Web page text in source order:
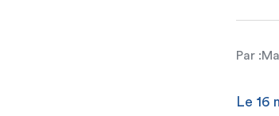
Par :
Le 16